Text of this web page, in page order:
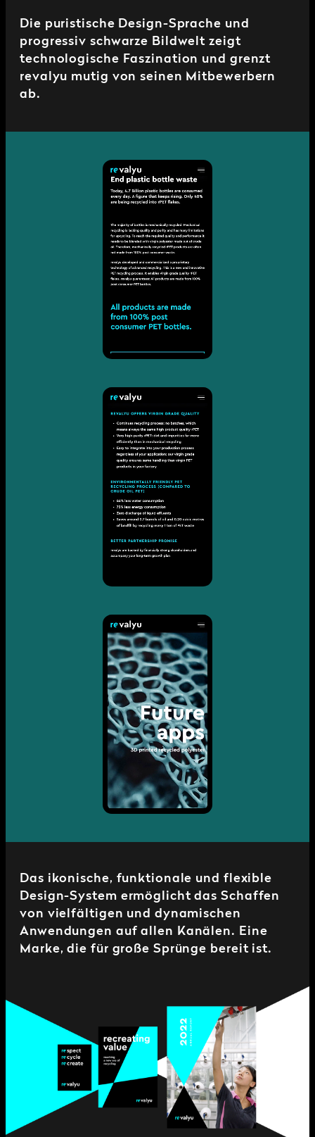
Die puristische Design-Sprache und
progressiv schwarze Bildwelt zeigt
technologische Faszination und grenzt
revalyu mutig von seinen Mitbewerbern
ab.
Das ikonische, funktionale und flexible
Design-System ermöglicht das Schaffen
von vielfältigen und dynamischen
Anwendungen auf allen Kanälen. Eine
Marke, die für große Sprünge bereit ist.